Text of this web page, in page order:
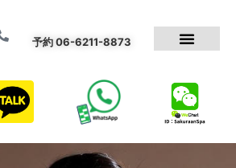
予約 06-6211-8873